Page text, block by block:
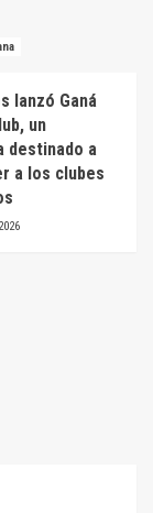
lanzó Ganá
un
destinado a
a los clubes